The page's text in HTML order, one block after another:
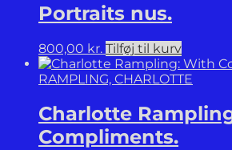
Portraits nus.
800,00 kr. Tilføj til kurv
RAMPLING, CHARLOTTE
Charlotte
Compliments.